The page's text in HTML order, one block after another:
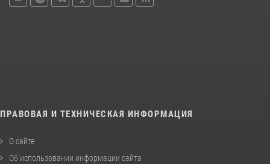
ПРАВОВАЯ И ТЕХНИЧЕСКАЯ ИНФОРМАЦИЯ
О сайте
Об использовании информации сайта